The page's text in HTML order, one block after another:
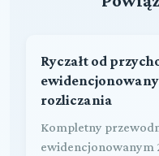
Ryczałt od
rozliczania
Kompletny
ewidencjonowanym